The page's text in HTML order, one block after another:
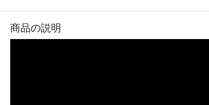
商品の説明